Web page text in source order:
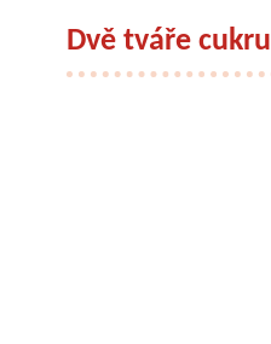
Dvě tváře cukru